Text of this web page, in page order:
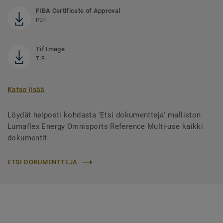
FIBA Certificate of Approval
PDF
Tif Image
TIF
Katso lisää
Löydät helposti kohdasta 'Etsi dokumentteja' malliston
Lumaflex Energy Omnisports Reference Multi-use kaikki
dokumentit
ETSI DOKUMENTTEJA